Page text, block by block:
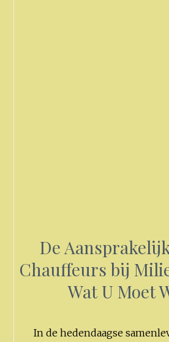
De
Chauffeurs bij
Wat U Moet
In de hedendaagse